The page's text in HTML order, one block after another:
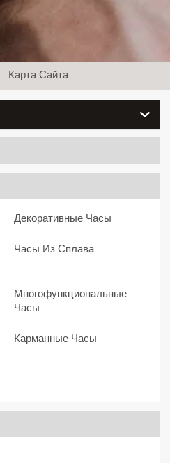
Карта Сайта
Декоративные Часы
Часы Из Сплава
Многофункциональные
Часы
Карманные Часы